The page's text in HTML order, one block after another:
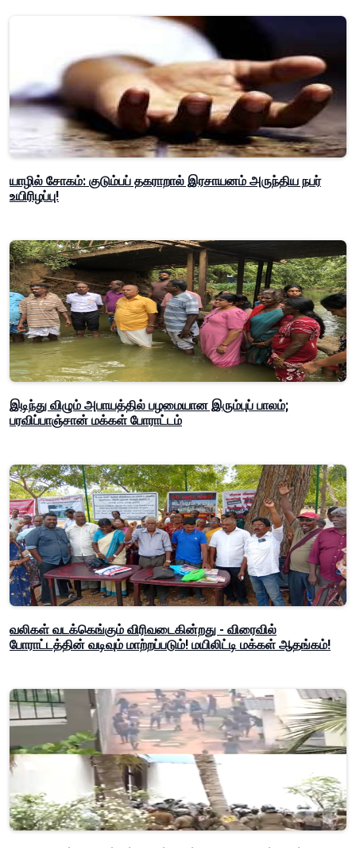
யாழில் சோகம்: குடும்பப் தகராறால் இரசாயனம் அருந்திய நபர்
உயிரிழப்பு!
இடிந்து விழும் அபாயத்தில் பழமையான இரும்புப் பாலம்;
பரவிப்பாஞ்சான் மக்கள் போராட்டம்
வலிகள் வடக்கெங்கும் விரிவடைகின்றது - விரைவில்
போராட்டத்தின் வடிவும் மாற்றப்படும்! மயிலிட்டி மக்கள் ஆதங்கம்!